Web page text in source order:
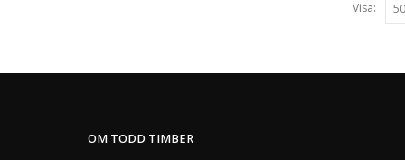
Visa:
OM TODD TIMBER